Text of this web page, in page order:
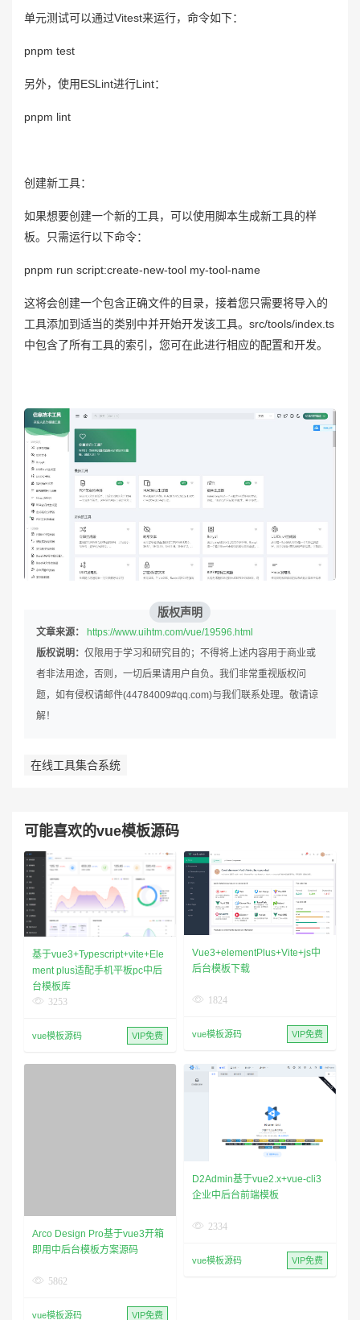
单元测试可以通过Vitest来运行，命令如下：
pnpm test
另外，使用ESLint进行Lint：
pnpm lint
创建新工具：
如果想要创建一个新的工具，可以使用脚本生成新工具的样
板。只需运行以下命令：
pnpm run script:create-new-tool my-tool-name
这将会创建一个包含正确文件的目录，接着您只需要将导入的
工具添加到适当的类别中并开始开发该工具。src/tools/index.ts
中包含了所有工具的索引，您可在此进行相应的配置和开发。
版权声明
文章来源：
https://www.uihtm.com/vue/19596.html
版权说明： 仅限用于学习和研究目的；不得将上述内容用于商业或
者非法用途，否则，一切后果请用户自负。我们非常重视版权问
题，如有侵权请邮件(44784009#qq.com)与我们联系处理。敬请谅
解！
在线工具集合系统
可能喜欢的vue模板源码
基于vue3+Typescript+vite+Ele
ment plus适配手机平板pc中后
台模板库
3253
vue模板源码 VIP免费
Vue3+elementPlus+Vite+js中
后台模板下载
1824
vue模板源码 VIP免费
Arco Design Pro基于vue3开箱
即用中后台模板方案源码
5862
vue模板源码 VIP免费
D2Admin基于vue2.x+vue-cli3
企业中后台前端模板
2334
vue模板源码 VIP免费